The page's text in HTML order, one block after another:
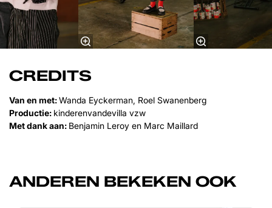
CREDITS
Van en met:Wanda Eyckerman, Roel Swanenberg
Productie: kinderenvandevilla vzw
Met dank aan: Benjamin Leroy en Marc Maillard
ANDEREN BEKEKEN OOK